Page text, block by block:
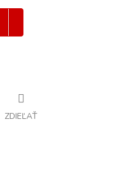
ZDIEĽAŤ